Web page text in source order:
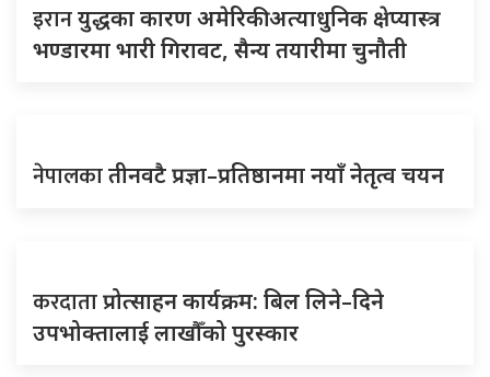
इरानयुद्धका कारण अमेरिकी अत्याधुनिक क्षेप्यास्त्र
भण्डारमा भारी गिरावट, सैन्य तयारीमा चुनौती
नेपालकातीनवटै प्रज्ञा–प्रतिष्ठानमा नयाँ नेतृत्व चयन
करदाताप्रोत्साहन कार्यक्रम: बिल लिने–दिने
उपभोक्तालाई लाखौँको पुरस्कार